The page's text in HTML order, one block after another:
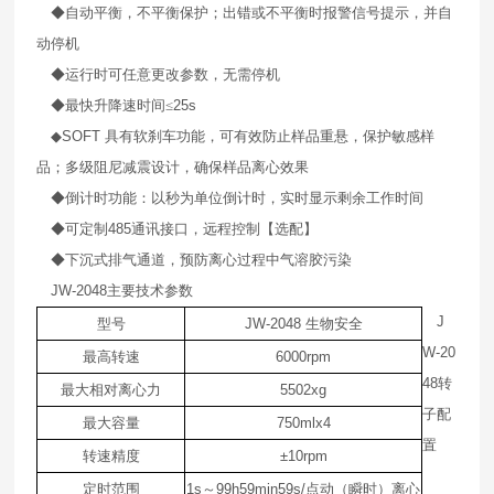
◆自动平衡，不平衡保护；出错或不平衡时报警信号提示，并自
动停机
◆运行时可任意更改参数，无需停机
◆最快升降速时间≤25s
◆SOFT具有软刹车功能，可有效防止样品重悬，保护敏感样
品；多级阻尼减震设计，确保样品离心效果
◆倒计时功能：以秒为单位倒计时，实时显示剩余工作时间
◆可定制485通讯接口，远程控制【选配】
◆下沉式排气通道，预防离心过程中气溶胶污染
JW-2048主要技术参数
型号
JW-2048 生物安全
最高转速
6000rpm
最大相对离心力
5502xg
最大容量
750mlx4
转速精度
±10rpm
定时范围
1s ～99h59min59s/点动（瞬时）离心
J
W-20
48转
子配
置